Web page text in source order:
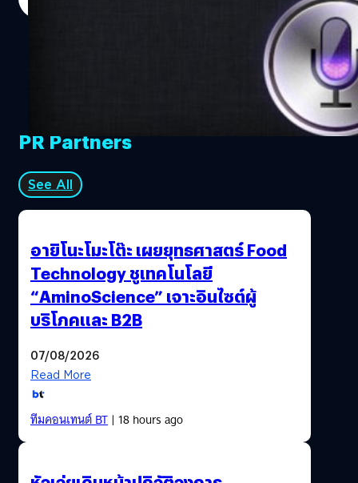
PR Partners
See All
อายิโนะโมะโต๊ะ เผยยุทธศาสตร์ Food
Technology ชูเทคโนโลยี
“AminoScience” เจาะอินไซต์ผู้
บริโภคและ B2B
07/08/2026
Read More
ทีมคอนเทนต์ BT| 18 hours ago